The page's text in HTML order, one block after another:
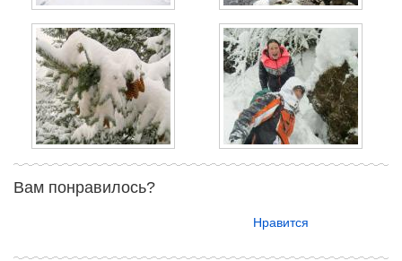
Вам понравилось?
Нравится